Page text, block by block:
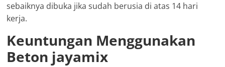
sebaiknya dibuka jika sudah berusia di atas 14 hari
kerja.
Keuntungan Menggunakan
Beton jayamix